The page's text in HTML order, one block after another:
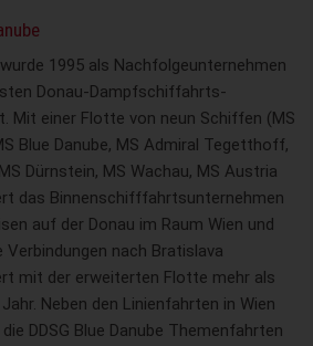
wurde 1995 als Nachfolgeunternehmen
Donau-Dampfschiffahrts-
Mit einer Flotte von neun Schiffen (MS
Blue Danube, MS Admiral Tegetthoff,
Dürnstein, MS Wachau, MS Austria
das Binnenschifffahrtsunternehmen
auf der Donau im Raum Wien und
nach Bratislava
mit der erweiterten Flotte mehr als
Neben den Linienfahrten in Wien
DDSG Blue Danube Themenfahrten